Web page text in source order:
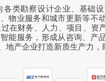
各类勘察设计企业、基础
物业服务和城市更新等不
在财务、人力、项目、资
能服务，形成从咨询、产
地产企业打造新质生产力，